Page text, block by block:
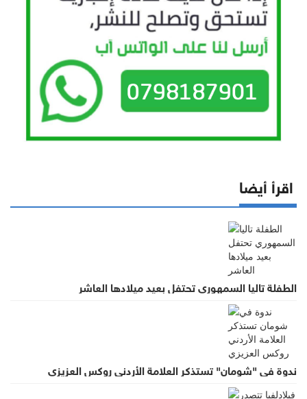
اقرأ أيضا
الطفلة تاليا السمهوري تحتفل بعيد ميلادها العاشر
ندوة في "شومان" تستذكر العلامة الأردني روكس العزيزي